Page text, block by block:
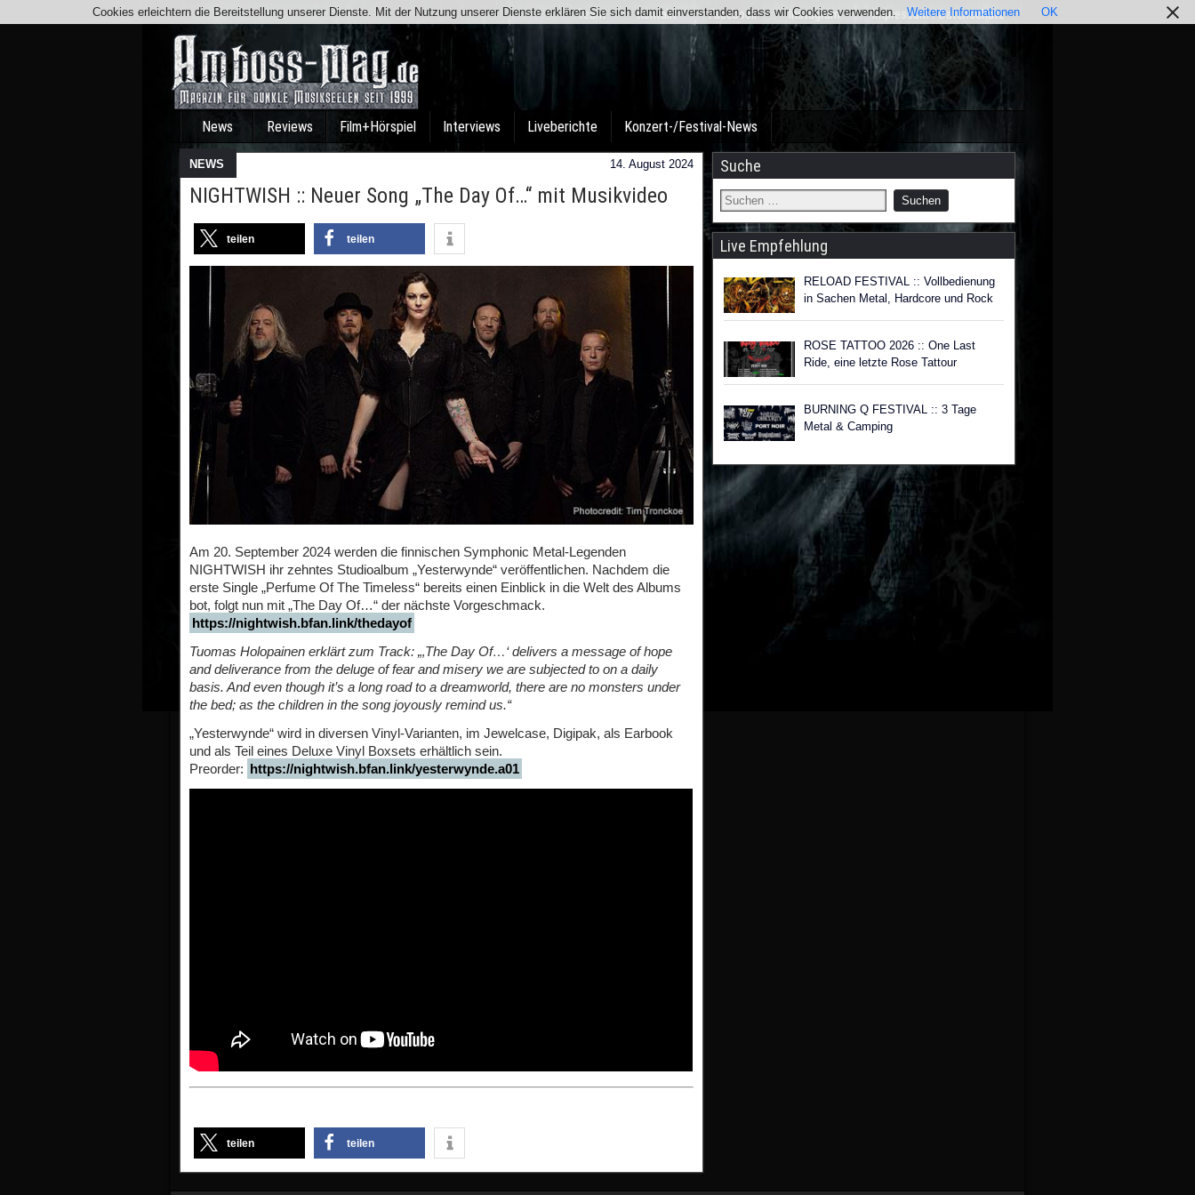
Team Kontakt Facebook Instagram Impressum / Datenschutz
News Reviews Film+Hörspiel Interviews Liveberichte Konzert-/Festival-News
NEWS 14. August 2024
NIGHTWISH :: Neuer Song „The Day Of…“ mit Musikvideo
teilen teilen
Am 20. September 2024 werden die finnischen Symphonic Metal-Legenden
NIGHTWISH ihr zehntes Studioalbum „Yesterwynde“ veröffentlichen. Nachdem die
erste Single „Perfume Of The Timeless“ bereits einen Einblick in die Welt des Albums
bot, folgt nun mit „The Day Of…“ der nächste Vorgeschmack.
https://nightwish.bfan.link/thedayof
Tuomas Holopainen erklärt zum Track: „‚The Day Of…‘ delivers a message of hope
and deliverance from the deluge of fear and misery we are subjected to on a daily
basis. And even though it’s a long road to a dreamworld, there are no monsters under
the bed; as the children in the song joyously remind us.“
„Yesterwynde“ wird in diversen Vinyl-Varianten, im Jewelcase, Digipak, als Earbook
und als Teil eines Deluxe Vinyl Boxsets erhältlich sein.
Preorder: https://nightwish.bfan.link/yesterwynde.a01
teilen teilen
Suche
Live Empfehlung
RELOAD FESTIVAL :: Vollbedienung
in Sachen Metal, Hardcore und Rock
ROSE TATTOO 2026 :: One Last
Ride, eine letzte Rose Tattour
BURNING Q FESTIVAL :: 3 Tage
Metal & Camping
Cookies erleichtern die Bereitstellung unserer Dienste. Mit der Nutzung unserer Dienste erklären Sie sich damit einverstanden, dass wir Cookies verwenden. Weitere Informationen OK